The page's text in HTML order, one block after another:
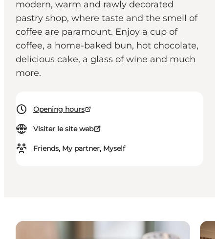
modern, warm and rawly decorated
pastry shop, where taste and the smell of
coffee are paramount. Enjoy a cup of
coffee, a home-baked bun, hot chocolate,
delicious cake, a glass of wine and much
more.
Opening hours
Visiter le site web
Friends, My partner, Myself